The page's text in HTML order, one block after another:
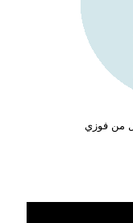
من فوزي